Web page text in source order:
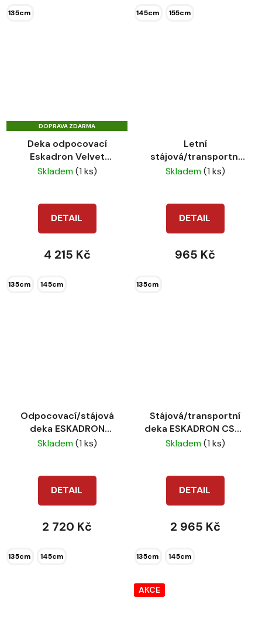
135cm 145cm 155cm
DOPRAVA ZDARMA
Deka odpocovací
Eskadron Velvet
Crystal PLT 23/24
Skladem(1 ks)
DETAIL
4 215 Kč
135cm 145cm
Letní
stájová/transportní
deka HKM Nele
Skladem(1 ks)
DETAIL
965 Kč
135cm
Odpocovací/stájová
deka ESKADRON
Wafle cotton CS26
Skladem(1 ks)
DETAIL
2 720 Kč
135cm 145cm
Stájová/transportní
deka ESKADRON CS26
Aerial navy
Skladem(1 ks)
DETAIL
2 965 Kč
135cm 145cm
AKCE